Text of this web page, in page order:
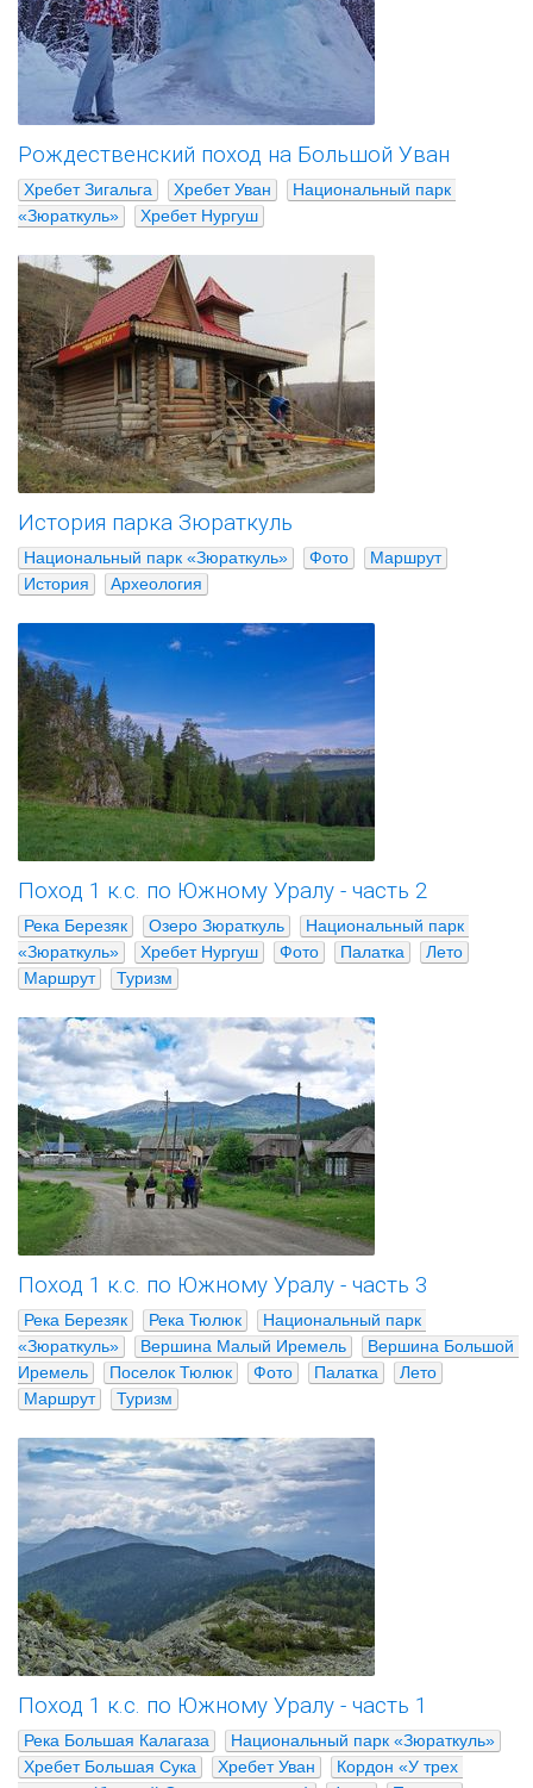
Рождественский поход на Большой Уван
Хребет Зигальга Хребет Уван
Национальный парк
«Зюраткуль»
Хребет Нургуш
История парка Зюраткуль
Национальный парк «Зюраткуль» Фото
Маршрут
История
Археология
Поход 1 к.с. по Южному Уралу - часть 2
Река Березяк Озеро Зюраткуль
Национальный парк
«Зюраткуль»
Хребет Нургуш Фото Палатка
Лето
Маршрут
Туризм
Поход 1 к.с. по Южному Уралу - часть 3
Река Березяк Река Тюлюк
Национальный парк
«Зюраткуль»
Вершина Малый Иремель
Вершина Большой
Иремель
Поселок Тюлюк Фото Палатка
Лето
Маршрут
Туризм
Поход 1 к.с. по Южному Уралу - часть 1
Река Большая Калагаза
Национальный парк «Зюраткуль»
Хребет Большая Сука
Хребет Уван
Кордон «У трех